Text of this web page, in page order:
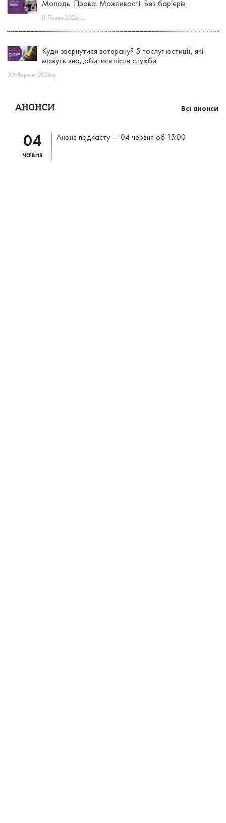
Молодь. Права. Можливості. Без бар’єрів.
8 Липня 2026 р.
Куди звернутися ветерану? 5 послуг юстиції, які
можуть знадобитися після служби
30 Червня 2026 р.
АНОНСИ Всі анонси
04
ЧЕРВНЯ
Анонс подкасту — 04 червня об 15:00